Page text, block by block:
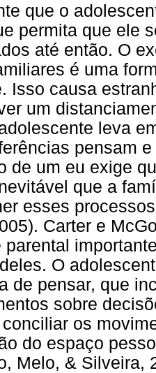
que o
permita que ele
até então. O
é uma
Isso causa
um
leva
pensam
de um eu exige
que a
esses
Carter e
parental
O
de pensar, que
sobre
os
do espaço
Melo, & Silveira,